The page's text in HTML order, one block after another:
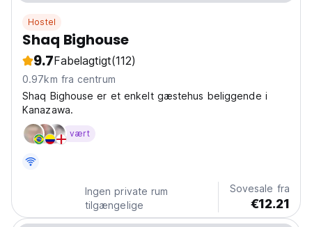
Hostel
Shaq Bighouse
9.7Fabelagtigt(112)
0.97km fra centrum
Shaq Bighouse er et enkelt gæstehus beliggende i
Kanazawa.
vært
Ingen private rum
tilgængelige
Sovesale fra
€12.21